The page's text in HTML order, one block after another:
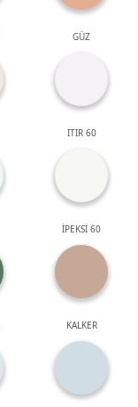
GÜZ
ITIR 60
İPEKSİ 60
KALKER